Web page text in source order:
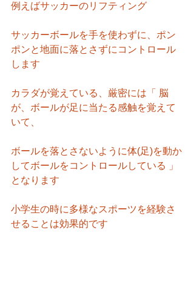
例えばサッカーのリフティング
サッカーボールを手を使わずに、ポン
ポンと地面に落とさずにコントロール
します
カラダが覚えている、厳密には「 脳
が、ボールが足に当たる感触を覚えて
いて、
ボールを落とさないように体(足)を動か
してボールをコントロールしている 」
となります
小学生の時に多様なスポーツを経験さ
せることは効果的です